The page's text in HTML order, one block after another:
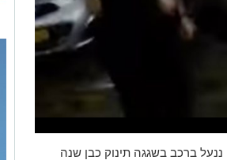
ננעל ברכב בשגגה תינוק כבן שנה
ידידים.
האופנועים, יחד עם יהודה
זרות במוקד הארצי, נענו לקריאה
שברשותם חילצו השניים את